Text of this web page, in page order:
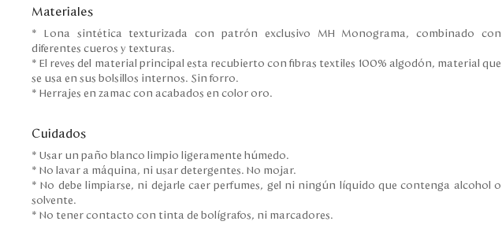
Materiales
* Lona sintética texturizada con patrón exclusivo MH Monograma, combinado con
diferentes cueros y texturas.
* El reves del material principal esta recubierto con fibras textiles 100% algodón, material que
se usa en sus bolsillos internos. Sin forro.
* Herrajes en zamac con acabados en color oro.
Cuidados
* Usar un paño blanco limpio ligeramente húmedo.
* No lavar a máquina, ni usar detergentes. No mojar.
* No debe limpiarse, ni dejarle caer perfumes, gel ni ningún líquido que contenga alcohol o
solvente.
* No tener contacto con tinta de bolígrafos, ni marcadores.